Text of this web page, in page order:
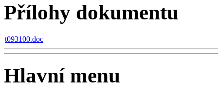
Přílohy dokumentu
t093100.doc
Hlavní menu